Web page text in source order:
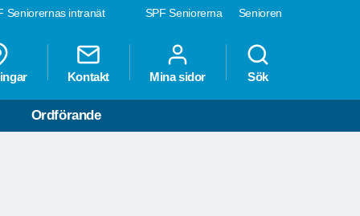
SPF Seniorerna Senioren
Seniorernas intranät
Kontakt Mina sidor Sök
Ordförande